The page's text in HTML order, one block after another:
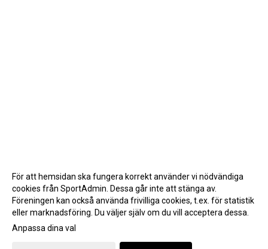
Gå till Webbversion
För att hemsidan ska fungera korrekt använder vi nödvändiga
cookies från SportAdmin. Dessa går inte att stänga av.
Föreningen kan också använda frivilliga cookies, t.ex. för statistik
eller marknadsföring. Du väljer själv om du vill acceptera dessa.
Anpassa dina val